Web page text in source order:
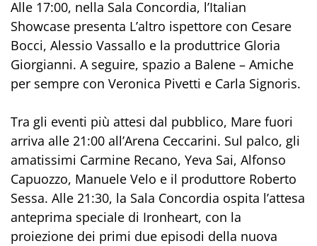
Alle 17:00, nella Sala Concordia, l’Italian
Showcase presenta L’altro ispettore con Cesare
Bocci, Alessio Vassallo e la produttrice Gloria
Giorgianni. A seguire, spazio a Balene – Amiche
per sempre con Veronica Pivetti e Carla Signoris.
Tra gli eventi più attesi dal pubblico, Mare fuori
arriva alle 21:00 all’Arena Ceccarini. Sul palco, gli
amatissimi Carmine Recano, Yeva Sai, Alfonso
Capuozzo, Manuele Velo e il produttore Roberto
Sessa. Alle 21:30, la Sala Concordia ospita l’attesa
anteprima speciale di Ironheart, con la
proiezione dei primi due episodi della nuova